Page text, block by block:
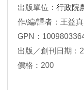
出版單位： 行政院
作/編/譯者：王益
GPN：
出版／創刊日期：
價格：200